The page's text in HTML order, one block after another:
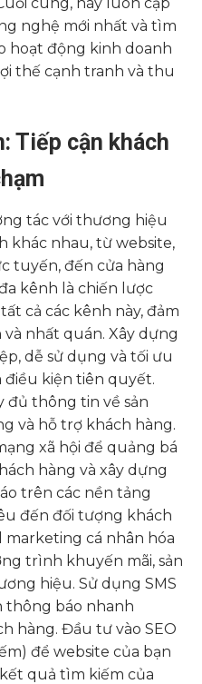
cùng, hãy luôn cập
nghệ mới nhất và tìm
hoạt động kinh doanh
thế cạnh tranh và thu
Tiếp cận khách
tác với thương hiệu
khác nhau, từ website,
tuyến, đến cửa hàng
kênh là chiến lược
cả các kênh này, đảm
nhất quán. Xây dựng
dễ sử dụng và tối ưu
điều kiện tiên quyết.
đủ thông tin về sản
và hỗ trợ khách hàng.
xã hội để quảng bá
hàng và xây dựng
trên các nền tảng
đến đối tượng khách
marketing cá nhân hóa
trình khuyến mãi, sản
hiệu. Sử dụng SMS
thông báo nhanh
hàng. Đầu tư vào SEO
để website của bạn
quả tìm kiếm của